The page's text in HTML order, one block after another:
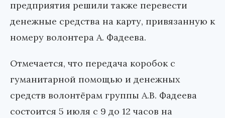
предприятия решили также перевести
денежные средства на карту, привязанную к
номеру волонтера А. Фадеева.
Отмечается, что передача коробок с
гуманитарной помощью и денежных
средств волонтёрам группы А.В. Фадеева
состоится 5 июля с 9 до 12 часов на